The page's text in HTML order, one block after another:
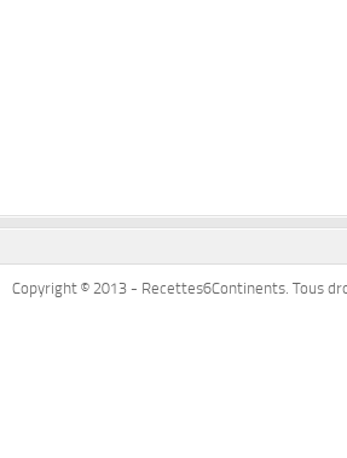
Copyright © 2013 - Recettes6Continents. Tous